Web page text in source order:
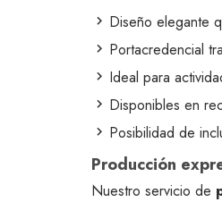
Diseño elegante
Portacredencial
Ideal para
Disponibles en
Posibilidad de
Producción
Nuestro servicio de